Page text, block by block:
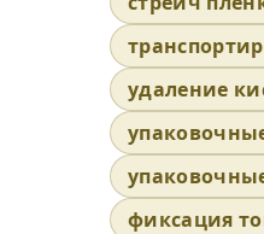
удаление
фиксация